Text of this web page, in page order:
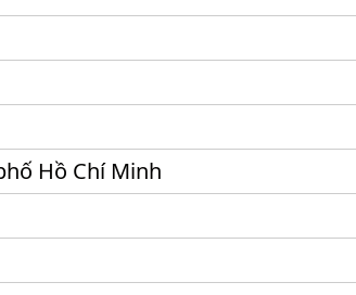
Hồ Chí Minh